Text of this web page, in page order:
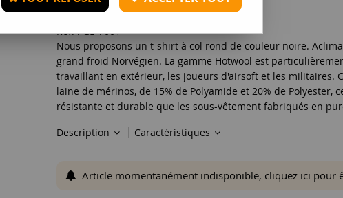
Réf. :GE-7001
Nous proposons un t-shirt à col rond de couleur noire.
grand froid Norvégien. La gamme Hotwool est
travaillant en extérieur, les joueurs d'airsoft et les militaires.
laine de mérinos, de 15% de Polyamide et 20% de Polyester,
résistante et durable que les sous-vêtement fabriqués en
Description
Caractéristiques
Article momentanément indisponible, cliquez ici pour